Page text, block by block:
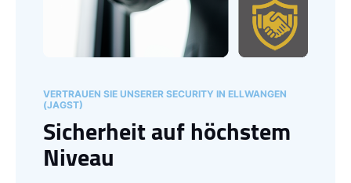
VERTRAUEN SIE UNSERER SECURITY IN ELLWANGEN
(JAGST)
Sicherheit auf höchstem
Niveau